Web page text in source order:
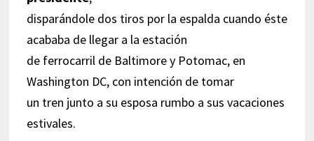
disparándole dos tiros por la espalda cuando éste
acababa de llegar a la estación
de ferrocarril de Baltimore y Potomac, en
Washington DC, con intención de tomar
un tren junto a su esposa rumbo a sus vacaciones
estivales.